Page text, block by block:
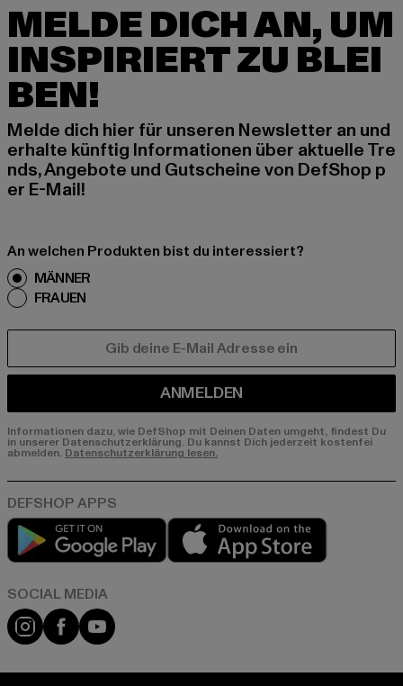
MELDE DICH AN, UM
INSPIRIERT ZU BLEI
BEN!
Melde dich hier für unseren Newsletter an und
erhalte künftig Informationen über aktuelle Tre
nds, Angebote und Gutscheine von DefShop p
er E-Mail!
An welchen Produkten bist du interessiert?
MÄNNER
FRAUEN
ANMELDEN
Informationen dazu, wie DefShop mit Deinen Daten umgeht, findest Du
in unserer Datenschutzerklärung. Du kannst Dich jederzeit kostenfei
abmelden. Datenschutzerklärung lesen.
Play market
Instagram
FacebookYouTube